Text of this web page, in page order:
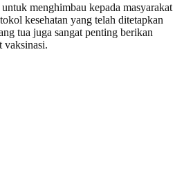
menghimbau kepada masyarakat
kesehatan yang telah ditetapkan
tua juga sangat penting berikan
vaksinasi.